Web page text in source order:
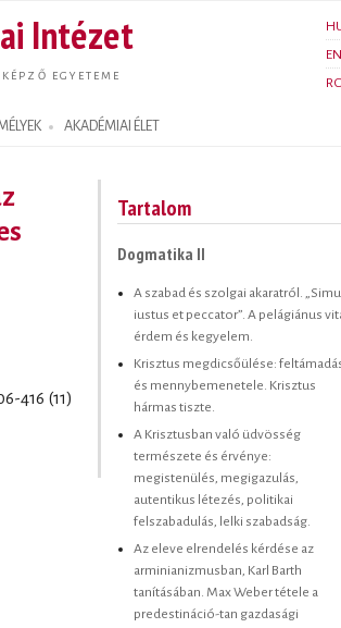
tartalomra
Intézet
EGYETEME
EN
AKADÉMIAI ÉLET
416 (11)
Tartalom
Dogmatika II
A szabad és szolgai akaratról.
iustus et peccator”. A pelágiánus
érdem és kegyelem.
Krisztus megdicsőülése:
és mennybemenetele. Krisztus
hármas tiszte.
A Krisztusban való üdvösség
természete és érvénye:
megistenülés, megigazulás,
autentikus létezés, politikai
felszabadulás, lelki szabadság.
Az eleve elrendelés kérdése az
arminianizmusban, Karl Barth
tanításában. Max Weber tétele a
predestináció-tan gazdasági